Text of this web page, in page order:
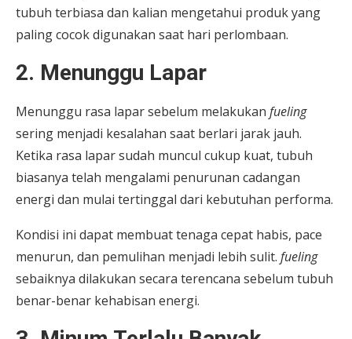
tubuh terbiasa dan kalian mengetahui produk yang
paling cocok digunakan saat hari perlombaan.
2. Menunggu Lapar
Menunggu rasa lapar sebelum melakukan fueling
sering menjadi kesalahan saat berlari jarak jauh.
Ketika rasa lapar sudah muncul cukup kuat, tubuh
biasanya telah mengalami penurunan cadangan
energi dan mulai tertinggal dari kebutuhan performa.
Kondisi ini dapat membuat tenaga cepat habis, pace
menurun, dan pemulihan menjadi lebih sulit. fueling
sebaiknya dilakukan secara terencana sebelum tubuh
benar-benar kehabisan energi.